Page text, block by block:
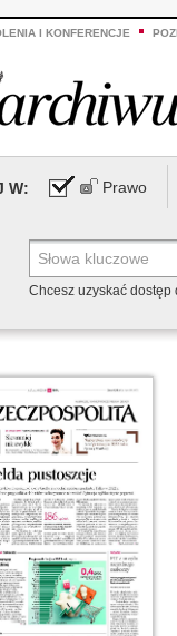
I KONFERENCJE
W: Prawo
Chcesz uzyskać dostęp